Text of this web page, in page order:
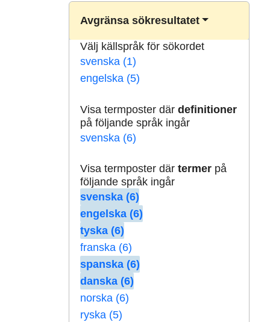
Avgränsa sökresultatet
Välj källspråk för sökordet
svenska (1)
engelska (5)
Visa termposter där definitioner
på följande språk ingår
svenska (6)
Visa termposter där termerpå
följande språk ingår
svenska (6)
engelska (6)
tyska (6)
franska (6)
spanska (6)
danska (6)
norska (6)
ryska (5)